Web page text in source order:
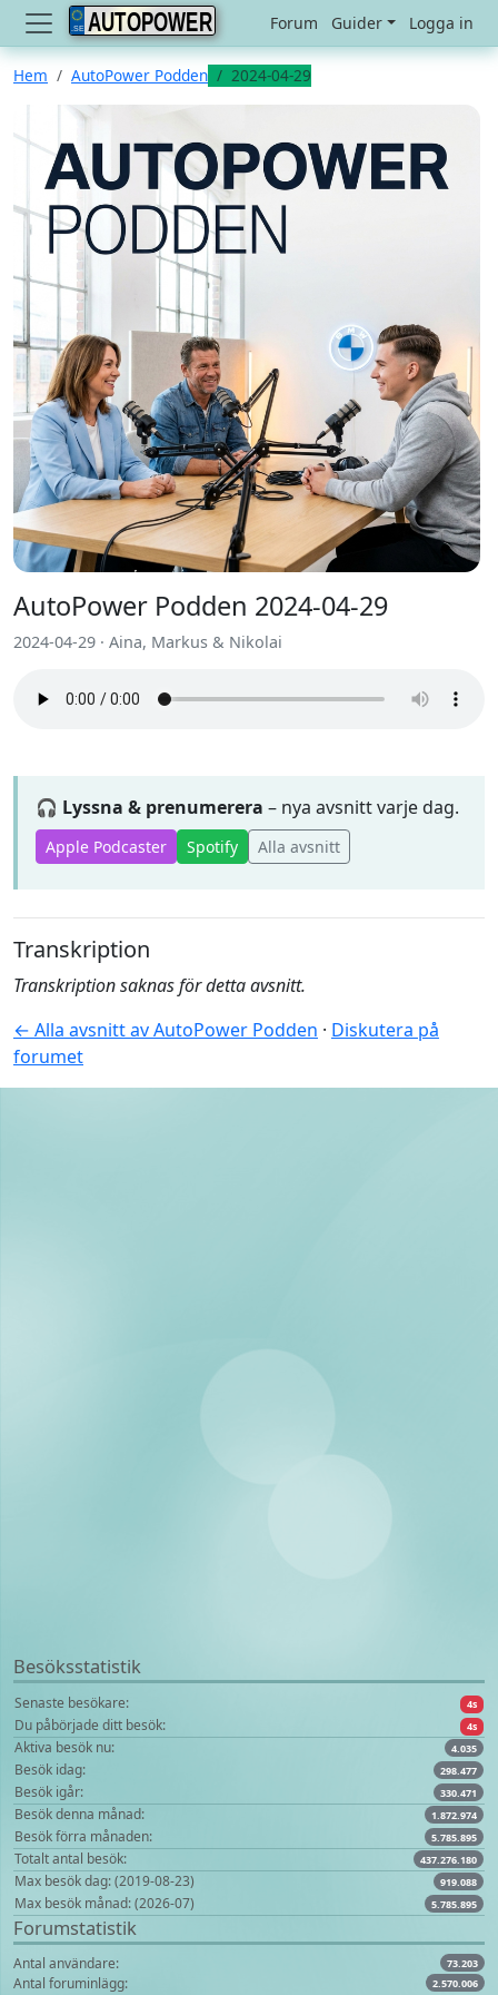
AUTOPOWER Forum Guider Logga in
Hem AutoPower Podden 2024-04-29
AutoPower Podden 2024-04-29
2024-04-29 · Aina, Markus & Nikolai
🎧 Lyssna & prenumerera – nya avsnitt varje dag.
Apple Podcaster Spotify Alla avsnitt
Transkription
Transkription saknas för detta avsnitt.
← Alla avsnitt av AutoPower Podden · Diskutera på
forumet
Besöksstatistik
Senaste besökare: 4s
Du påbörjade ditt besök: 4s
Aktiva besök nu: 4.035
Besök idag: 298.477
Besök igår: 330.471
Besök denna månad: 1.872.974
Besök förra månaden: 5.785.895
Totalt antal besök: 437.276.180
Max besök dag: (2019-08-23) 919.088
Max besök månad: (2026-07) 5.785.895
Forumstatistik
Antal användare: 73.203
Antal foruminlägg: 2.570.006